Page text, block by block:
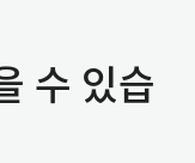
수 있습